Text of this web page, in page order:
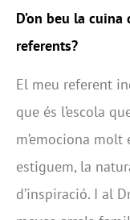
D’on beu la
referents?
El meu referent
que és l’escola
m’emociona molt
estiguem, la
d’inspiració. I al